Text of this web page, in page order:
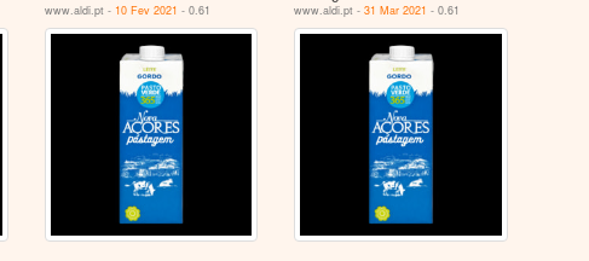
www.aldi.pt - 10 Fev 2021 - 0.61 www.aldi.pt -31 Mar 2021 - 0.61